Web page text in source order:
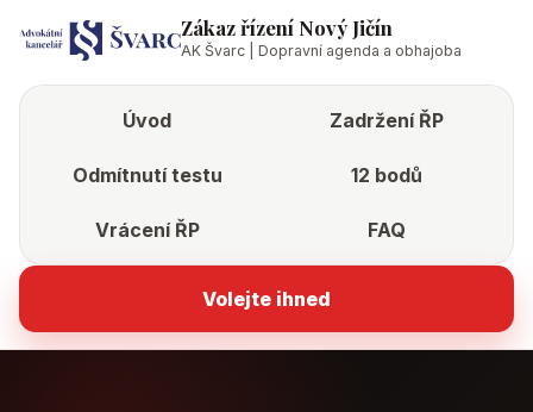
Zákaz řízení Nový Jičín
AK Švarc | Dopravní agenda a obhajoba
Úvod Zadržení ŘP
Odmítnutí testu 12 bodů
Vrácení ŘP FAQ
Volejte ihned